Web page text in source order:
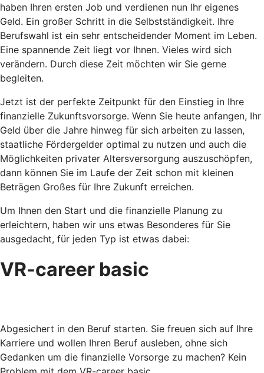
haben Ihren ersten Job und verdienen nun Ihr eigenes
Geld. Ein großer Schritt in die Selbstständigkeit. Ihre
Berufswahl ist ein sehr entscheidender Moment im Leben.
Eine spannende Zeit liegt vor Ihnen. Vieles wird sich
verändern. Durch diese Zeit möchten wir Sie gerne
begleiten.
Jetzt ist der perfekte Zeitpunkt für den Einstieg in Ihre
finanzielle Zukunftsvorsorge. Wenn Sie heute anfangen, Ihr
Geld über die Jahre hinweg für sich arbeiten zu lassen,
staatliche Fördergelder optimal zu nutzen und auch die
Möglichkeiten privater Altersversorgung auszuschöpfen,
dann können Sie im Laufe der Zeit schon mit kleinen
Beträgen Großes für Ihre Zukunft erreichen.
Um Ihnen den Start und die finanzielle Planung zu
erleichtern, haben wir uns etwas Besonderes für Sie
ausgedacht, für jeden Typ ist etwas dabei:
VR-career basic
Abgesichert in den Beruf starten. Sie freuen sich auf Ihre
Karriere und wollen Ihren Beruf ausleben, ohne sich
Gedanken um die finanzielle Vorsorge zu machen? Kein